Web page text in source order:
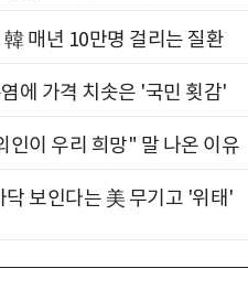
매년 10만명 걸리는 질환
에 가격 치솟은 '국민 횟감'
이 우리 희망" 말 나온 이유
보인다는 美 무기고 '위태'